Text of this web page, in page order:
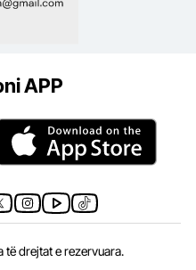
APP
drejtat e rezervuara.